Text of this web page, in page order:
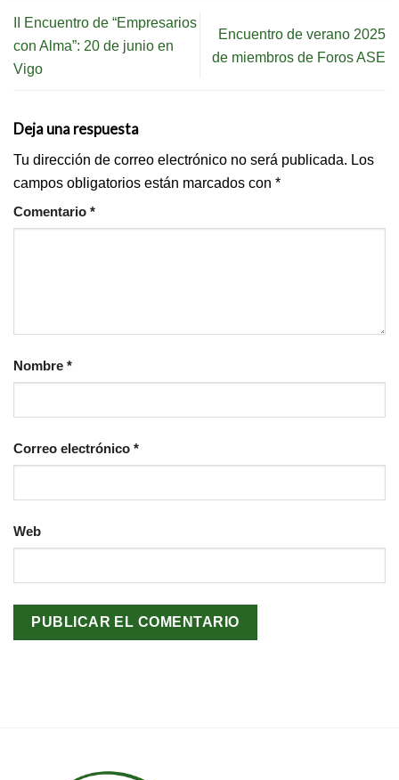
II Encuentro de “Empresarios
con Alma”: 20 de junio en
Vigo
Encuentro de verano 2025
de miembros de Foros ASE
Deja una respuesta
Tu dirección de correo electrónico no será publicada. Los
campos obligatorios están marcados con *
Comentario *
Nombre *
Correo electrónico *
Web